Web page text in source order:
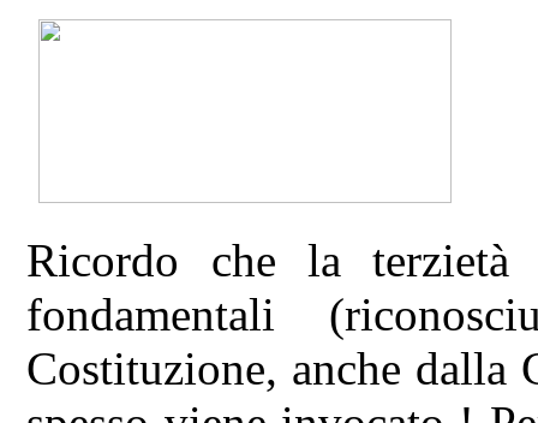
Ricordo che la
fondamentali
Costituzione, anche